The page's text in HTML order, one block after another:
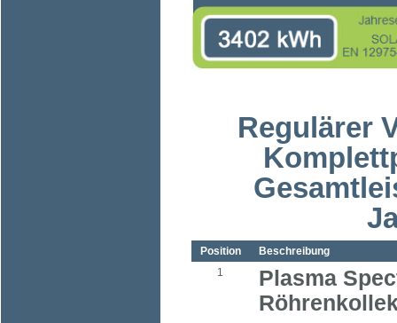
Regulärer
Position
Beschreibung
1
Plasma